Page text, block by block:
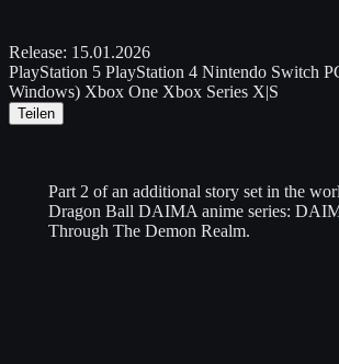
Release: 15.01.2026
PlayStation 5 PlayStation 4 Nintendo Switch
Windows) Xbox One Xbox Series X|S
Teilen
Part 2 of an additional story set in the
Dragon Ball DAIMA anime series:
Through The Demon Realm.